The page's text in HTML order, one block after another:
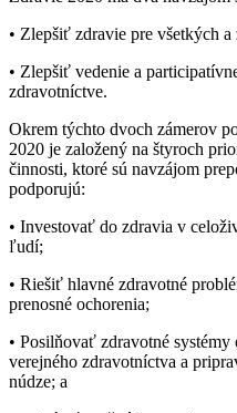
• Zlepšiť zdravie pre všetkých
• Zlepšiť vedenie a
zdravotníctve.
Okrem týchto dvoch zámerov
2020 je založený na štyroch
činnosti, ktoré sú navzájom
podporujú:
• Investovať do zdravia v
ľudí;
• Riešiť hlavné zdravotné
prenosné ochorenia;
• Posilňovať zdravotné
verejného zdravotníctva a
núdze; a